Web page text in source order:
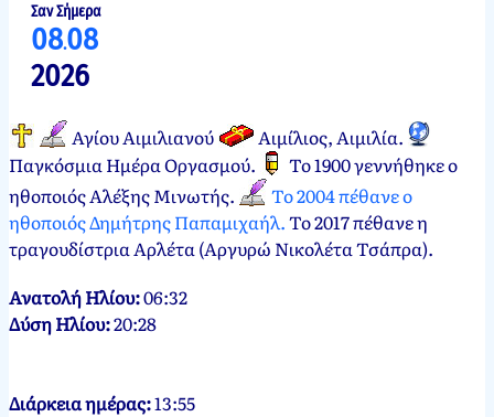
Σαν Σήμερα
08.08
2026
Αγίου Αιμιλιανού
Αιμίλιος, Αιμιλία.
Παγκόσμια Ημέρα Οργασμού.
Το 1900 γεννήθηκε ο
ηθοποιός Αλέξης Μινωτής.
Το 2004 πέθανε ο
ηθοποιός Δημήτρης Παπαμιχαήλ.Το 2017 πέθανε η
τραγουδίστρια Αρλέτα (Αργυρώ Νικολέτα Τσάπρα).
Ανατολή Ηλίου:06:32
Δύση Ηλίου:20:28
Διάρκεια ημέρας:13:55